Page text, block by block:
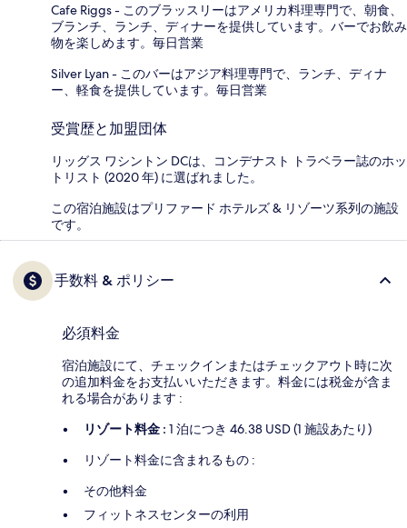
Cafe Riggs - このブラッスリーはアメリカ料理専門で、朝食、
ブランチ、ランチ、ディナーを提供しています。バーでお飲み
物を楽しめます。毎日営業
Silver Lyan - このバーはアジア料理専門で、ランチ、ディナ
ー、軽食を提供しています。毎日営業
受賞歴と加盟団体
リッグス ワシントン DCは、コンデナスト トラベラー誌のホッ
トリスト (2020 年) に選ばれました。
この宿泊施設はプリファード ホテルズ & リゾーツ系列の施設
です。
手数料 & ポリシー
必須料金
宿泊施設にて、チェックインまたはチェックアウト時に次
の追加料金をお支払いいただきます。料金には税金が含ま
れる場合があります :
リゾート料金 : 1 泊につき 46.38 USD (1 施設あたり)
リゾート料金に含まれるもの :
その他料金
フィットネスセンターの利用